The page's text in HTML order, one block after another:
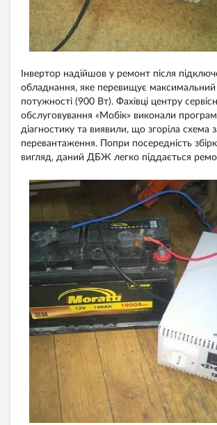
Інвертор надійшов у ремонт після
обладнання, яке перевищує максимальний
потужності (900 Вт). Фахівці центру
обслуговування «Мобік» виконали
діагностику та виявили, що згоріла схема
перевантаження. Попри посередність
вигляд, даний ДБЖ легко піддається